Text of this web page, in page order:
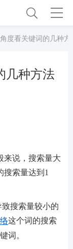
度看关键词的几种
几种方法
来说，搜索量大
搜索量达到1
搜索量较小的
这个词的搜索
词。